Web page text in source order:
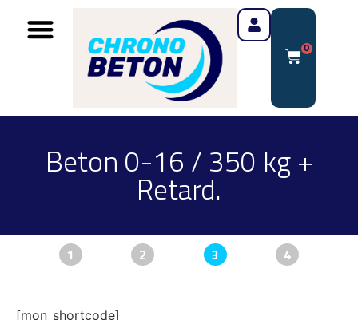
0
Beton 0-16 / 350 kg +
Retard.
1 2 3 4
[mon_shortcode]